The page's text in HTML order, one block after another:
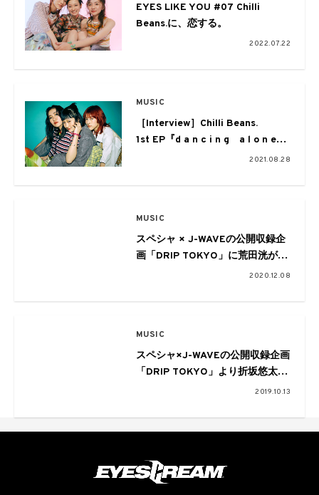
EYES LIKE YOU #07 Chilli
Beans.に、恋する。
2022.07.22
MUSIC
［Interview］Chilli Beans.
1st EP『d a n c i n g a l o n e』
等身大で紡いだ素直な想い2021.08.28
MUSIC
スペシャ × J-WAVEの公開収録企
画「DRIP TOKYO」に荒田洸が登
場。ソロ名義では初となるフルバ
2020.12.08
MUSIC
スペシャ×J-WAVEの公開収録企画
「DRIP TOKYO」より折坂悠太の
2019.10.13